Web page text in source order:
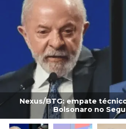
Nexus/BTG: empate
Bolsonaro no